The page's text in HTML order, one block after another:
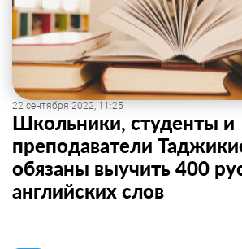
22 сентября 2022, 11:25
Школьники, студенты и
преподаватели
обязаны выучить 400
английских слов